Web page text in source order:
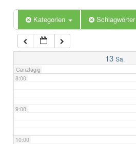
Kategorien Schlagwörter
13 Sa.
Ganztägig
6:00
7:00
8:00
9:00
10:00